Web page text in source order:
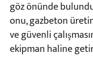
göz önünde
onu, gazbeton
ve güvenli
ekipman haline